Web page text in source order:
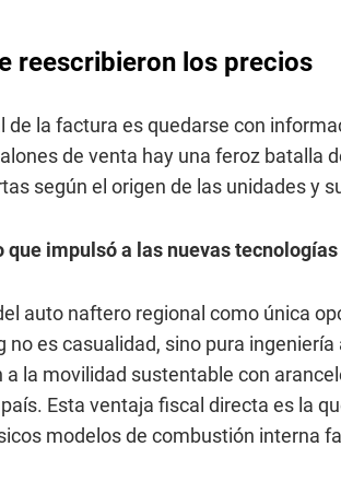
reescribieron los precios
de la factura es quedarse con
de venta hay una feroz batalla
según el origen de las unidades y
impulsó a las nuevas tecnologías
auto naftero regional como única
no es casualidad, sino pura
la movilidad sustentable con
Esta ventaja fiscal directa es la
modelos de combustión interna